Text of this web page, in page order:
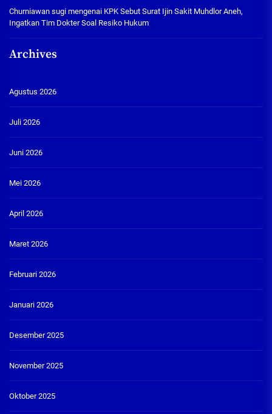
Churniawan sugi mengenai KPK Sebut Surat Ijin Sakit Muhdlor Aneh,
Ingatkan Tim Dokter Soal Resiko Hukum
Archives
Agustus 2026
Juli 2026
Juni 2026
Mei 2026
April 2026
Maret 2026
Februari 2026
Januari 2026
Desember 2025
November 2025
Oktober 2025